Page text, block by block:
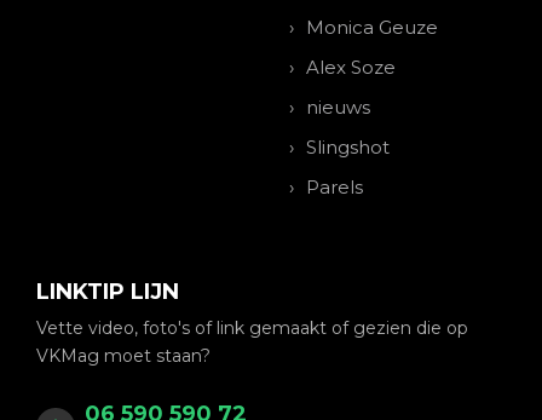
Monica Geuze
Alex Soze
nieuws
Slingshot
Parels
LINKTIP LIJN
Vette video, foto's of link gemaakt of gezien die op
VKMag moet staan?
06 590 590 72